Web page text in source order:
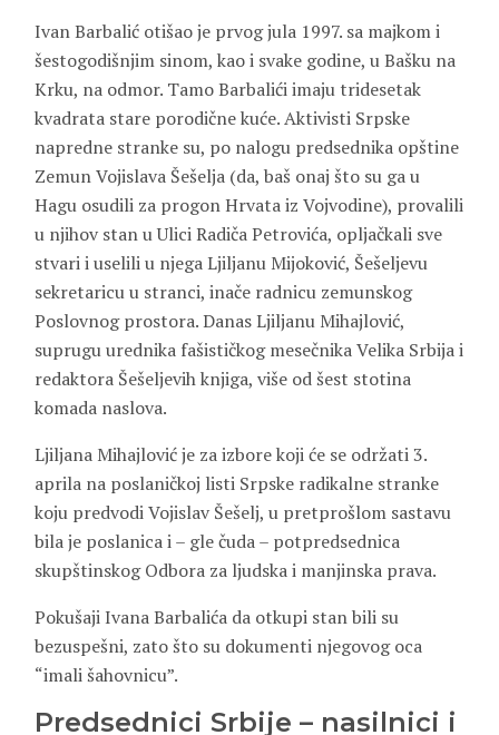
Ivan Barbalić otišao je prvog jula 1997. sa majkom i
šestogodišnjim sinom, kao i svake godine, u Bašku na
Krku, na odmor. Tamo Barbalići imaju tridesetak
kvadrata stare porodične kuće. Aktivisti Srpske
napredne stranke su, po nalogu predsednika opštine
Zemun Vojislava Šešelja (da, baš onaj što su ga u
Hagu osudili za progon Hrvata iz Vojvodine), provalili
u njihov stan u Ulici Radiča Petrovića, opljačkali sve
stvari i uselili u njega Ljiljanu Mijoković, Šešeljevu
sekretaricu u stranci, inače radnicu zemunskog
Poslovnog prostora. Danas Ljiljanu Mihajlović,
suprugu urednika fašističkog mesečnika Velika Srbija i
redaktora Šešeljevih knjiga, više od šest stotina
komada naslova.
Ljiljana Mihajlović je za izbore koji će se održati 3.
aprila na poslaničkoj listi Srpske radikalne stranke
koju predvodi Vojislav Šešelj, u pretprošlom sastavu
bila je poslanica i – gle čuda – potpredsednica
skupštinskog Odbora za ljudska i manjinska prava.
Pokušaji Ivana Barbalića da otkupi stan bili su
bezuspešni, zato što su dokumenti njegovog oca
“imali šahovnicu”.
Predsednici Srbije – nasilnici i